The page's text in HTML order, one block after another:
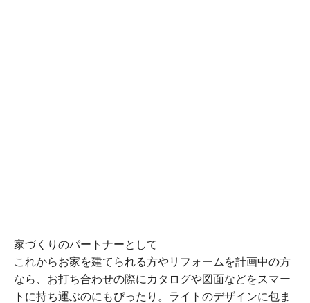
家づくりのパートナーとして
これからお家を建てられる方やリフォームを計画中の方
なら、お打ち合わせの際にカタログや図面などをスマー
トに持ち運ぶのにもぴったり。ライトのデザインに包ま